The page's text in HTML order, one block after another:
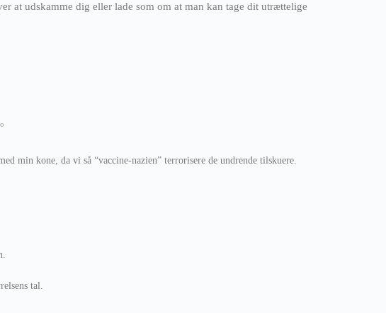
at udskamme dig eller lade som om at man kan tage dit utrættelige
min kone, da vi så “vaccine-nazien” terrorisere de undrende tilskuere.
tal.